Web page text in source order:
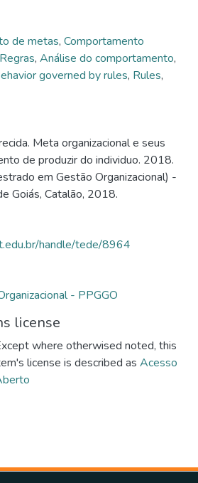
de metas, Comportamento
Regras, Análise do comportamento,
governed by rules, Rules,
Meta organizacional e seus
de produzir do individuo. 2018.
em Gestão Organizacional) -
Goiás, Catalão, 2018.
handle/tede/8964
- PPGGO
license
where otherwised noted, this
license is described as Acesso